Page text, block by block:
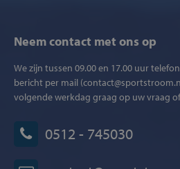
Neem contact met ons op
We zijn tussen 09.00 en 17.00 uur
bericht per mail
volgende werkdag graag op uw vraag
0512 - 745030